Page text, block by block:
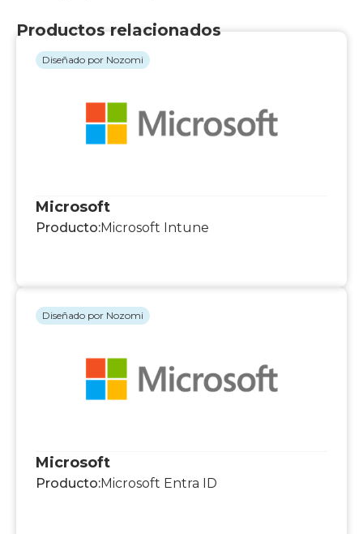
Productos relacionados
Microsoft
Producto:Microsoft Intune
Diseñado por Nozomi
Microsoft
Producto:Microsoft Entra ID
Diseñado por Nozomi